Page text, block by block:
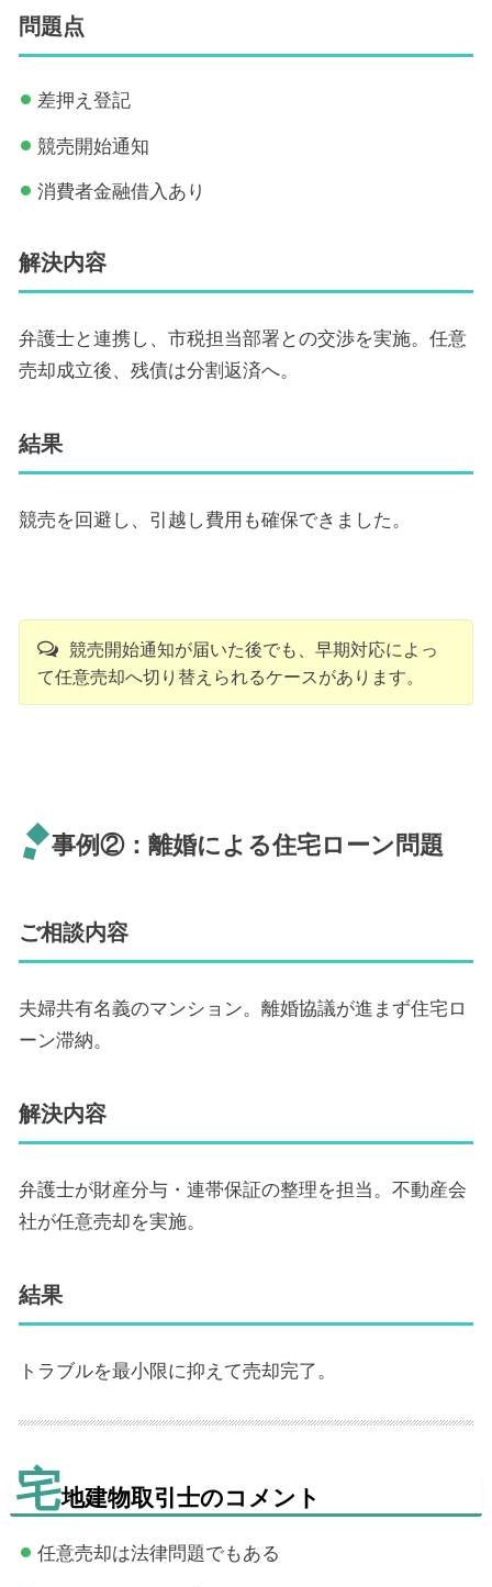
問題点
差押え登記
競売開始通知
消費者金融借入あり
解決内容
弁護士と連携し、市税担当部署との交渉を実施。任意
売却成立後、残債は分割返済へ。
結果
競売を回避し、引越し費用も確保できました。
競売開始通知が届いた後でも、早期対応によっ
て任意売却へ切り替えられるケースがあります。
事例②：離婚による住宅ローン問題
ご相談内容
夫婦共有名義のマンション。離婚協議が進まず住宅ロ
ーン滞納。
解決内容
弁護士が財産分与・連帯保証の整理を担当。不動産会
社が任意売却を実施。
結果
トラブルを最小限に抑えて売却完了。
宅地建物取引士のコメント
任意売却は法律問題でもある